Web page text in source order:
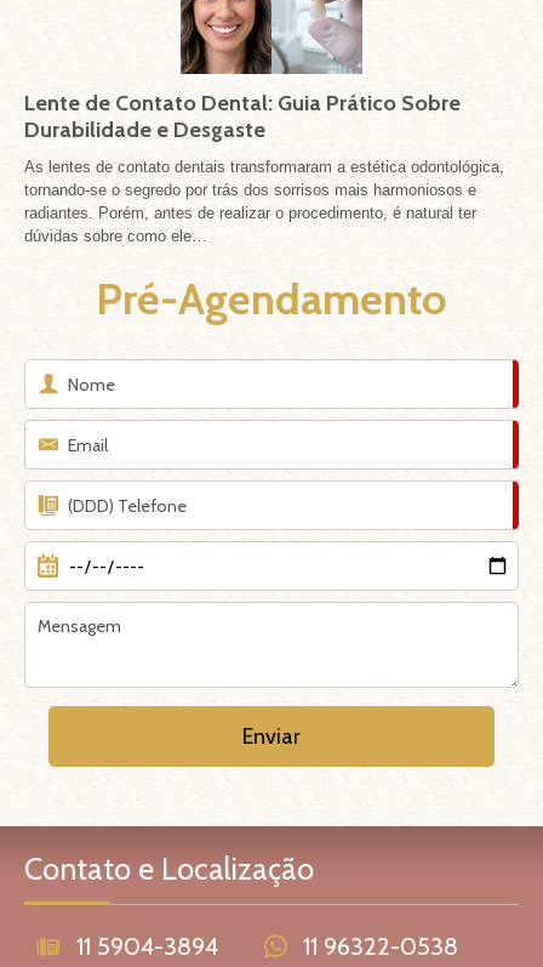
Lente de Contato Dental: Guia Prático Sobre
Durabilidade e Desgaste
As lentes de contato dentais transformaram a estética odontológica,
tornando-se o segredo por trás dos sorrisos mais harmoniosos e
radiantes. Porém, antes de realizar o procedimento, é natural ter
dúvidas sobre como ele…
Pré-Agendamento
Contato e Localização
11 5904-3894 11 96322-0538